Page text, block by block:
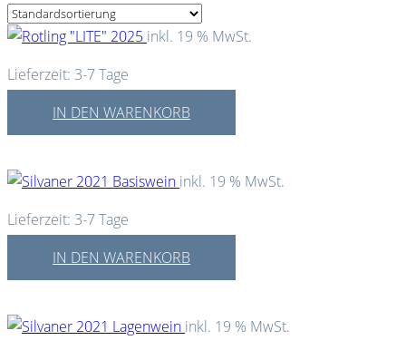
inkl. 19 % MwSt.
Lieferzeit: 3-7 Tage
IN DEN WARENKORB
inkl. 19 % MwSt.
Lieferzeit: 3-7 Tage
IN DEN WARENKORB
inkl. 19 % MwSt.